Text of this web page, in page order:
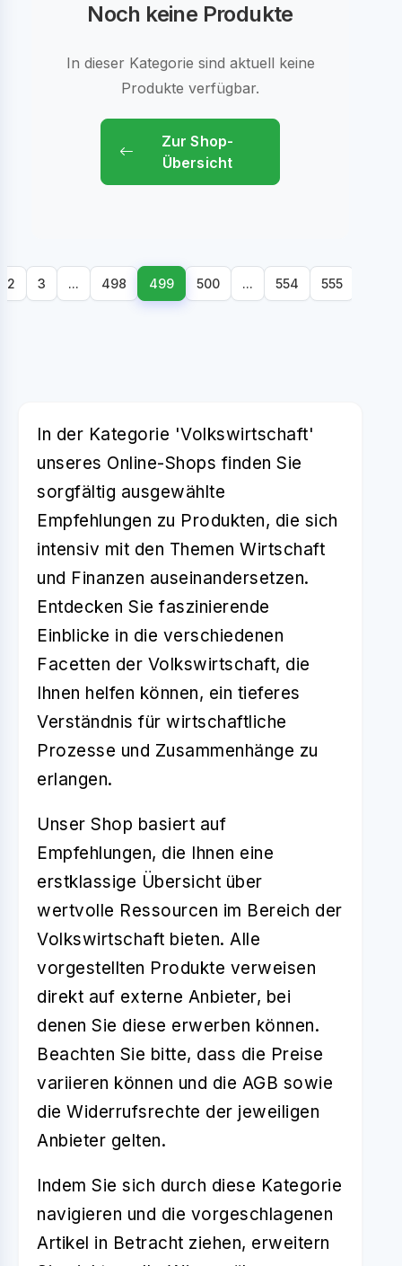
Noch keine Produkte
In dieser Kategorie sind aktuell keine
Produkte verfügbar.
Zur Shop-
Übersicht
2 3 ... 498 499 500 ... 554 555
In der Kategorie 'Volkswirtschaft'
unseres Online-Shops finden Sie
sorgfältig ausgewählte
Empfehlungen zu Produkten, die sich
intensiv mit den Themen Wirtschaft
und Finanzen auseinandersetzen.
Entdecken Sie faszinierende
Einblicke in die verschiedenen
Facetten der Volkswirtschaft, die
Ihnen helfen können, ein tieferes
Verständnis für wirtschaftliche
Prozesse und Zusammenhänge zu
erlangen.
Unser Shop basiert auf
Empfehlungen, die Ihnen eine
erstklassige Übersicht über
wertvolle Ressourcen im Bereich der
Volkswirtschaft bieten. Alle
vorgestellten Produkte verweisen
direkt auf externe Anbieter, bei
denen Sie diese erwerben können.
Beachten Sie bitte, dass die Preise
variieren können und die AGB sowie
die Widerrufsrechte der jeweiligen
Anbieter gelten.
Indem Sie sich durch diese Kategorie
navigieren und die vorgeschlagenen
Artikel in Betracht ziehen, erweitern